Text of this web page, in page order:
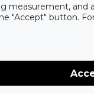
a
measurement, and
"Accept" button.